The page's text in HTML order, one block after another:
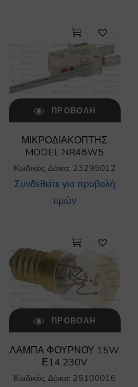
ΠΡΟΒΟΛΉ
ΜΙΚΡΟΔΙΑΚΟΠΤΗΣ
MODEL NR48W5
Κωδικός Δόικα: 23295012
Συνδεθείτε για προβολή
τιμών
ΠΡΟΒΟΛΉ
ΛΑΜΠΑ ΦΟΥΡΝΟΥ 15W
Ε14 230V
Κωδικός Δόικα: 25100016